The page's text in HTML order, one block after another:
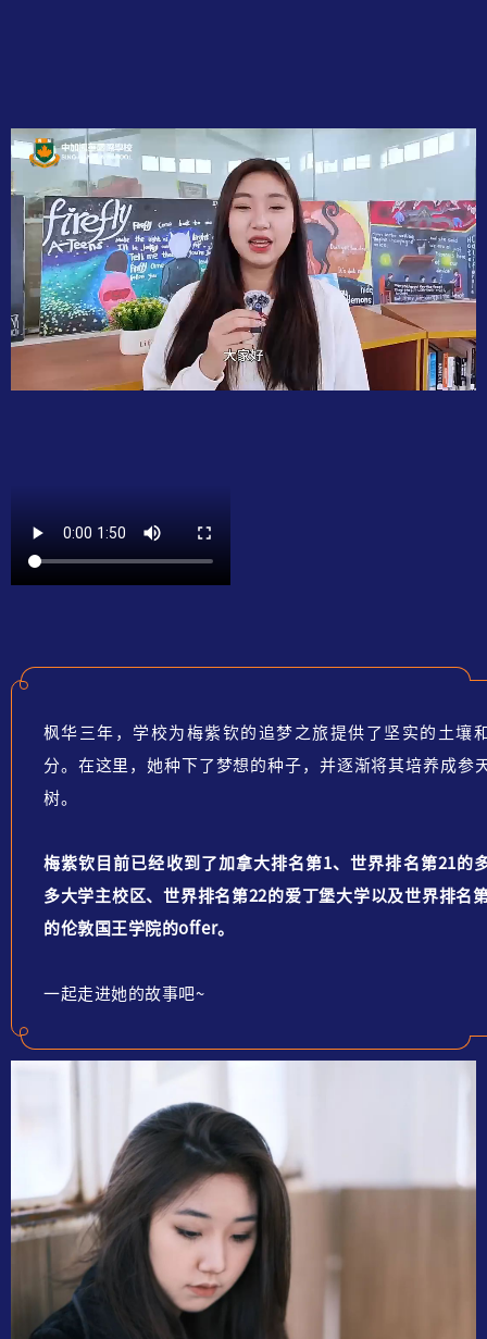
枫华三年，学校为梅紫钦的追梦之旅提供了坚实的土壤
分。在这里，她种下了梦想的种子，并逐渐将其培养成参
树。
梅紫钦目前已经收到了加拿大排名第1、世界排名第21的
多大学主校区、世界排名第22的爱丁堡大学以及世界排名
的伦敦国王学院的offer。
一起走进她的故事吧~